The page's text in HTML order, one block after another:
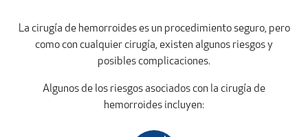
La cirugía de hemorroides es un procedimiento seguro, pero
como con cualquier cirugía, existen algunos riesgos y
posibles complicaciones.
Algunos de los riesgos asociados con la cirugía de
hemorroides incluyen: